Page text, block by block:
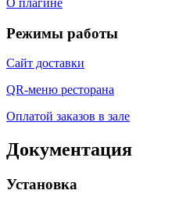
Режимы работы
Сайт доставки
QR-меню ресторана
Оплатой заказов в зале
Документация
Установка